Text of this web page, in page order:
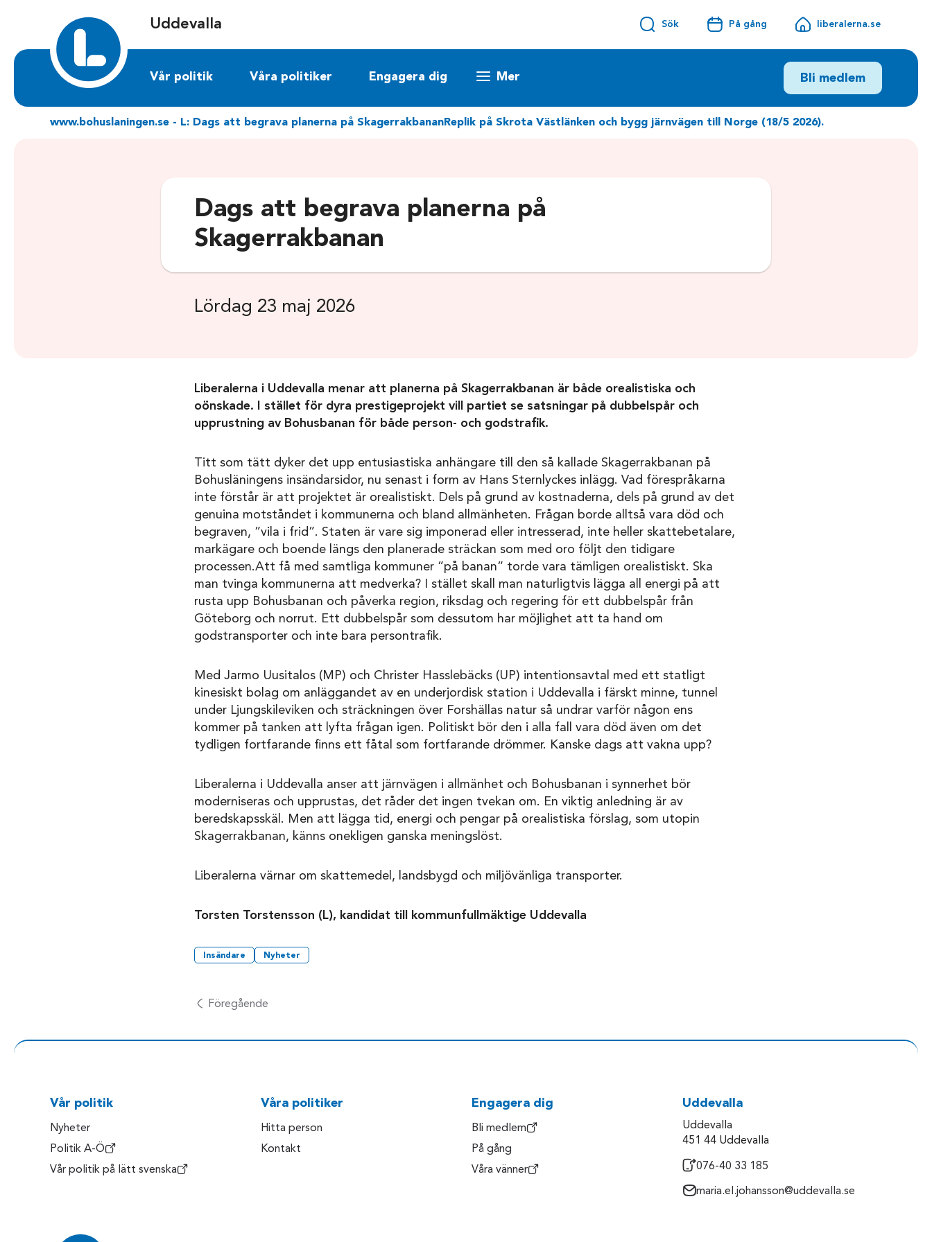
Uddevalla Sök På gång liberalerna.se
Vår politik Våra politiker Engagera dig Mer Bli medlem
www.bohuslaningen.se - L: Dags att begrava planerna på SkagerrakbananReplik på Skrota Västlänken och bygg järnvägen till Norge (18/5 2026).
Dags att begrava planerna på
Skagerrakbanan
Lördag 23 maj 2026
Liberalerna i Uddevalla menar att planerna på Skagerrakbanan är både orealistiska och
oönskade. I stället för dyra prestigeprojekt vill partiet se satsningar på dubbelspår och
upprustning av Bohusbanan för både person- och godstrafik.
Titt som tätt dyker det upp entusiastiska anhängare till den så kallade Skagerrakbanan på
Bohusläningens insändarsidor, nu senast i form av Hans Sternlyckes inlägg. Vad förespråkarna
inte förstår är att projektet är orealistiskt. Dels på grund av kostnaderna, dels på grund av det
genuina motståndet i kommunerna och bland allmänheten. Frågan borde alltså vara död och
begraven, ”vila i frid”. Staten är vare sig imponerad eller intresserad, inte heller skattebetalare,
markägare och boende längs den planerade sträckan som med oro följt den tidigare
processen.Att få med samtliga kommuner ”på banan” torde vara tämligen orealistiskt. Ska
man tvinga kommunerna att medverka? I stället skall man naturligtvis lägga all energi på att
rusta upp Bohusbanan och påverka region, riksdag och regering för ett dubbelspår från
Göteborg och norrut. Ett dubbelspår som dessutom har möjlighet att ta hand om
godstransporter och inte bara persontrafik.
Med Jarmo Uusitalos (MP) och Christer Hasslebäcks (UP) intentionsavtal med ett statligt
kinesiskt bolag om anläggandet av en underjordisk station i Uddevalla i färskt minne, tunnel
under Ljungskileviken och sträckningen över Forshällas natur så undrar varför någon ens
kommer på tanken att lyfta frågan igen. Politiskt bör den i alla fall vara död även om det
tydligen fortfarande finns ett fåtal som fortfarande drömmer. Kanske dags att vakna upp?
Liberalerna i Uddevalla anser att järnvägen i allmänhet och Bohusbanan i synnerhet bör
moderniseras och upprustas, det råder det ingen tvekan om. En viktig anledning är av
beredskapsskäl. Men att lägga tid, energi och pengar på orealistiska förslag, som utopin
Skagerrakbanan, känns onekligen ganska meningslöst.
Liberalerna värnar om skattemedel, landsbygd och miljövänliga transporter.
Torsten Torstensson (L), kandidat till kommunfullmäktige Uddevalla
Insändare Nyheter
Föregående
Vår politik
Nyheter
Politik A-Ö
Vår politik på lätt svenska
Våra politiker
Hitta person
Kontakt
Engagera dig
Bli medlem
På gång
Våra vänner
Uddevalla
Uddevalla
451 44 Uddevalla
076-40 33 185
maria.el.johansson@uddevalla.se